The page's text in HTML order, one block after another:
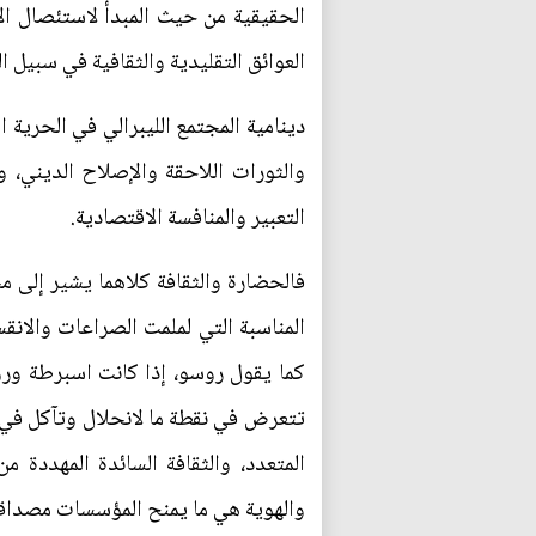
الحقيقية من حيث المبدأ لاستئصال
العوائق التقليدية والثقافية في سبيل
دينامية المجتمع الليبرالي في
والثورات اللاحقة والإصلاح
التعبير والمنافسة الاقتصادية.
فالحضارة والثقافة كلاهما يشير
المناسبة التي لملمت الصراعات
كما يقول روسو، إذا كانت اسبرطة
المتعدد، والثقافة السائدة
والهوية هي ما يمنح المؤسسات